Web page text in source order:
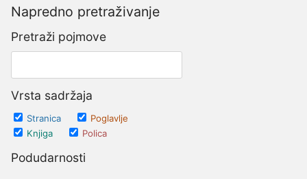
Napredno pretraživanje
Pretraži pojmove
Vrsta sadržaja
Stranica
Poglavlje
Knjiga
Polica
Podudarnosti